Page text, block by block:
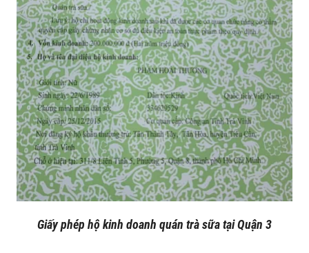
Giấy phép hộ kinh doanh quán trà sữa tại Quận 3